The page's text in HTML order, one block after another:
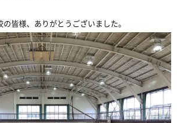
皆様、ありがとうございました。